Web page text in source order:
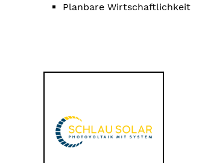
Planbare Wirtschaftlichkeit